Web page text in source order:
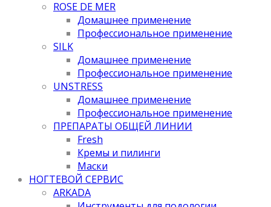
ROSE DE MER
Домашнее применение
Профессиональное применение
SILK
Домашнее применение
Профессиональное применение
UNSTRESS
Домашнее применение
Профессиональное применение
ПРЕПАРАТЫ ОБЩЕЙ ЛИНИИ
Fresh
Кремы и пилинги
Маски
НОГТЕВОЙ СЕРВИС
ARKADA